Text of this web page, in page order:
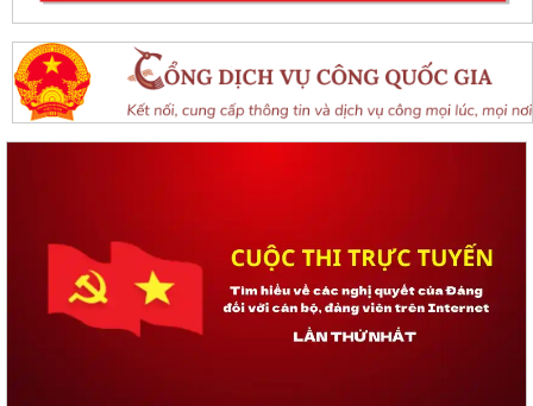
Tổ đại biểu HĐND thành phố số 15 tiếp xúc cử tri sau kỳ họp
thường lệ giữa năm 2026